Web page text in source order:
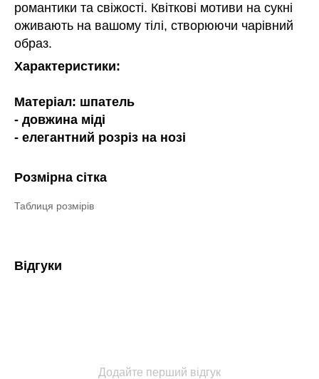
романтики та свіжості. Квіткові мотиви на сукні
оживають на вашому тілі, створюючи чарівний
образ.
Характеристики:
Матеріал: шпатель
- довжина міді
- елегантний розріз на нозі
Розмірна сітка
Таблиця розмірів
Відгуки
Додайте перший відгук